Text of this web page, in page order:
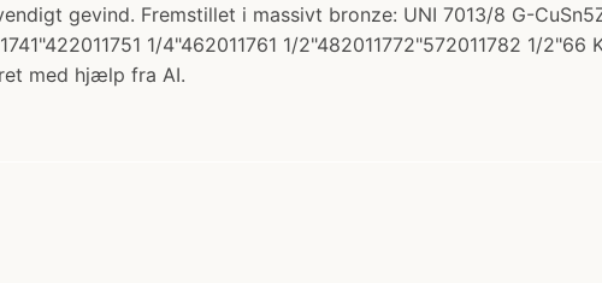
gevind. Fremstillet i massivt bronze: UNI 7013/8 G-
1/4"462011761 1/2"482011772"572011782 1/2"66
med hjælp fra AI.